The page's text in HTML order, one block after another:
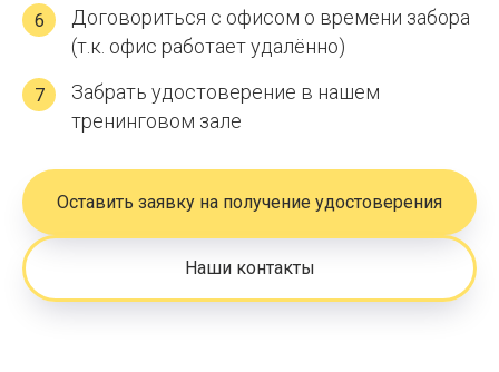
6
Договориться с офисом о времени забора
(т.к. офис работает удалённо)
7
Забрать удостоверение в нашем
тренинговом зале
Оставить заявку на получение удостоверения
Наши контакты